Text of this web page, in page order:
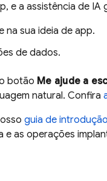
e a assistência de IA
na sua ideia de app.
de dados.
botão Me ajude a
natural. Confira
guia de introdução
e as operações